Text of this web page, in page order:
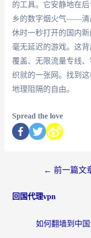
的工具。它安静地在
乡的数字烟火气——清
休时一秒打开的国内
毫无延迟的游戏。这
覆盖、无限流量专线
织就的一张网。找到
地理阻隔的自由。
Spread the love
← 前一篇文
回国代理vpn